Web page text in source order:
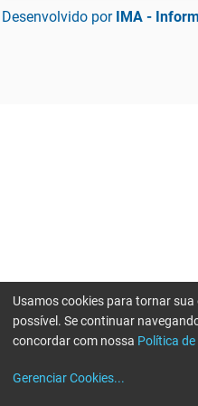
Desenvolvido por IMA -
Usamos cookies para tornar sua
possível. Se continuar
concordar com nossa Política
Gerenciar Cookies...
Erro ao enviar informações,